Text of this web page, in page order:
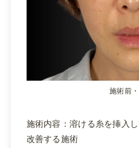
施術前
施術内容：溶ける糸を挿入
改善する施術